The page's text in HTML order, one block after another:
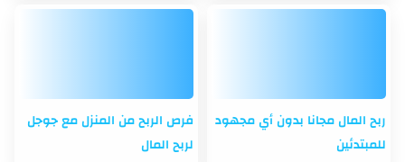
ربح المال مجانا بدون أي مجهود
للمبتدئين
فرص الربح من المنزل مع جوجل
لربح المال